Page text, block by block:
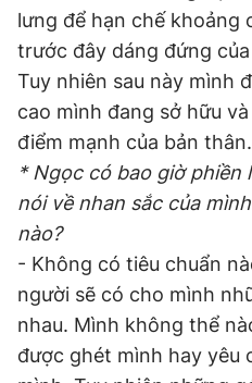
lưng để hạn chế khoảng
trước đây dáng đứng
Tuy nhiên sau này mình
cao mình đang sở hữu
điểm mạnh của bản thân.
* Ngọc có bao giờ
nói về nhan sắc của
nào?
- Không có tiêu chuẩn
người sẽ có cho mình
nhau. Mình không thể
được ghét mình hay yêu